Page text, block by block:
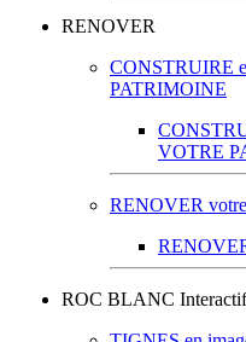
RENOVER
CONSTRUIRE
PATRIMOINE
VOTRE
RENOVER
ROC BLANC Interactif